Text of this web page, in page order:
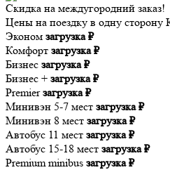
Скидка на междугородний заказ!
Цены на поездку в одну сторону
Эконом загрузка ₽
Комфорт загрузка ₽
Бизнес загрузка ₽
Бизнес + загрузка ₽
Premier загрузка ₽
Минивэн 5-7 мест загрузка ₽
Минивэн 8 мест загрузка ₽
Автобус 11 мест загрузка ₽
Автобус 15-18 мест загрузка ₽
Premium minibus загрузка ₽